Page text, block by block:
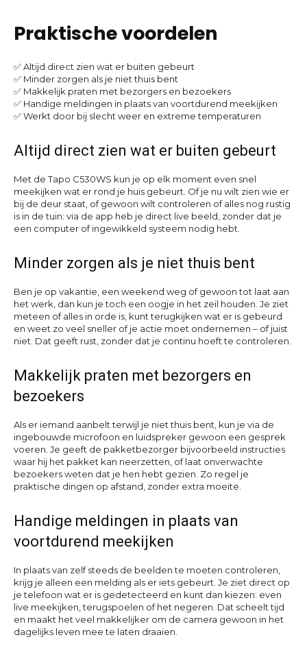
Praktische voordelen
✅ Altijd direct zien wat er buiten gebeurt
✅ Minder zorgen als je niet thuis bent
✅ Makkelijk praten met bezorgers en bezoekers
✅ Handige meldingen in plaats van voortdurend meekijken
✅ Werkt door bij slecht weer en extreme temperaturen
Altijd direct zien wat er buiten gebeurt
Met de Tapo C530WS kun je op elk moment even snel
meekijken wat er rond je huis gebeurt. Of je nu wilt zien wie er
bij de deur staat, of gewoon wilt controleren of alles nog rustig
is in de tuin: via de app heb je direct live beeld, zonder dat je
een computer of ingewikkeld systeem nodig hebt.
Minder zorgen als je niet thuis bent
Ben je op vakantie, een weekend weg of gewoon tot laat aan
het werk, dan kun je toch een oogje in het zeil houden. Je ziet
meteen of alles in orde is, kunt terugkijken wat er is gebeurd
en weet zo veel sneller of je actie moet ondernemen – of juist
niet. Dat geeft rust, zonder dat je continu hoeft te controleren.
Makkelijk praten met bezorgers en
bezoekers
Als er iemand aanbelt terwijl je niet thuis bent, kun je via de
ingebouwde microfoon en luidspreker gewoon een gesprek
voeren. Je geeft de pakketbezorger bijvoorbeeld instructies
waar hij het pakket kan neerzetten, of laat onverwachte
bezoekers weten dat je hen hebt gezien. Zo regel je
praktische dingen op afstand, zonder extra moeite.
Handige meldingen in plaats van
voortdurend meekijken
In plaats van zelf steeds de beelden te moeten controleren,
krijg je alleen een melding als er iets gebeurt. Je ziet direct op
je telefoon wat er is gedetecteerd en kunt dan kiezen: even
live meekijken, terugspoelen of het negeren. Dat scheelt tijd
en maakt het veel makkelijker om de camera gewoon in het
dagelijks leven mee te laten draaien.